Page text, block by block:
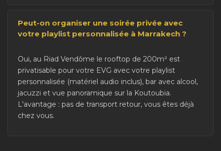
Peut-on organiser une soirée privée avec
votre playlist personnalisée à Marrakech ?
Oui, au Riad Vendôme le rooftop de 200m² est
privatisable pour votre EVG avec votre playlist
personnalisée (matériel audio inclus), bar avec alcool,
jacuzzi et vue panoramique sur la Koutoubia.
L'avantage : pas de transport retour, vous êtes déjà
chez vous.